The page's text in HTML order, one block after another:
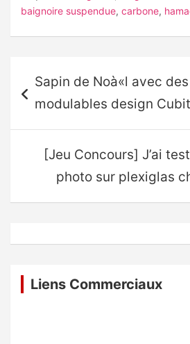
baignoire suspendue, carbone,
de
l’article
Sapin de Noà«l avec
modulables design Cubit
[Jeu Concours] J’ai
photo sur plexiglas
Liens Commerciaux